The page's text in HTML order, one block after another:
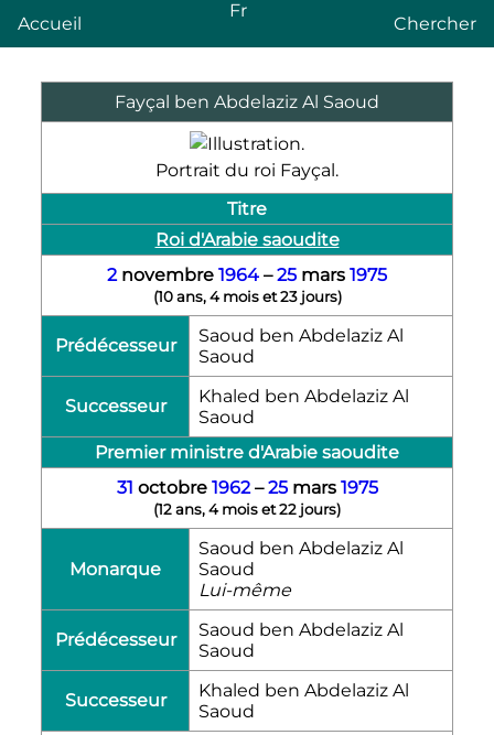
Accueil
Fr
Chercher
Fayçal ben Abdelaziz Al Saoud
Portrait du roi Fayçal.
Titre
Roi d'Arabie saoudite
2novembre 1964 –25 mars 1975
(10 ans, 4 mois et 23 jours)
Prédécesseur
Saoud ben Abdelaziz Al
Saoud
Successeur
Khaled ben Abdelaziz Al
Saoud
Premier ministre d'Arabie saoudite
31 octobre 1962–25mars 1975
(12 ans, 4 mois et 22 jours)
Monarque
Saoud ben Abdelaziz Al
Saoud
Lui-même
Prédécesseur
Saoud ben Abdelaziz Al
Saoud
Successeur
Khaled ben Abdelaziz Al
Saoud